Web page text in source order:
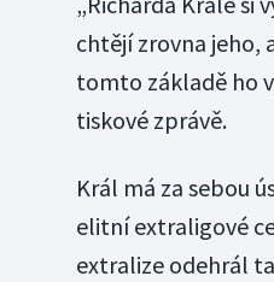
chtějí zrovna jeho,
tomto základě ho
tiskové zprávě.
Král má za sebou
elitní extraligové
extralize odehrál